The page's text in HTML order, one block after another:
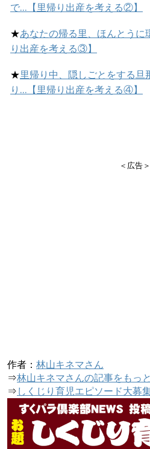
で…【里帰り出産を考える②】
★あなたの帰る里、ほんとうに
り出産を考える③】
★里帰り中、隠しごとをする旦
り…【里帰り出産を考える④】
＜広告＞
作者： 林山キネマさん
⇒林山キネマさんの記事をもっ
⇒ しくじり育児エピソード大募